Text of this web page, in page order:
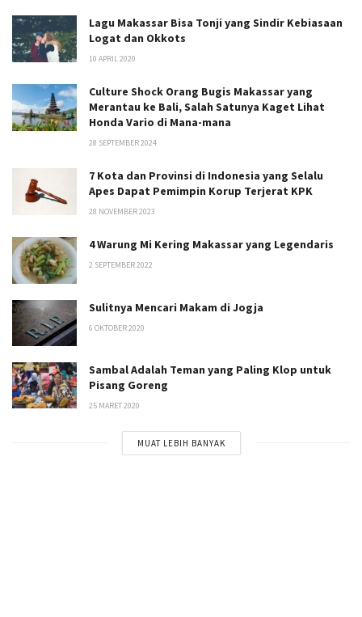
Lagu Makassar Bisa Tonji yang Sindir Kebiasaan
Logat dan Okkots
10 APRIL 2020
Culture Shock Orang Bugis Makassar yang
Merantau ke Bali, Salah Satunya Kaget Lihat
Honda Vario di Mana-mana
28 SEPTEMBER 2024
7 Kota dan Provinsi di Indonesia yang Selalu
Apes Dapat Pemimpin Korup Terjerat KPK
28 NOVEMBER 2023
4 Warung Mi Kering Makassar yang Legendaris
2 SEPTEMBER 2022
Sulitnya Mencari Makam di Jogja
6 OKTOBER 2020
Sambal Adalah Teman yang Paling Klop untuk
Pisang Goreng
25 MARET 2020
MUAT LEBIH BANYAK